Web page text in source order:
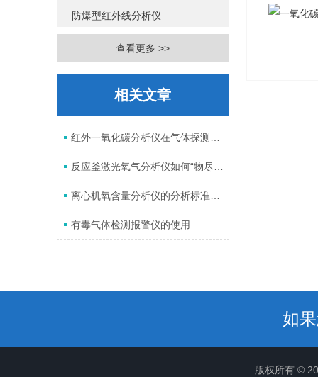
防爆型红外线分析仪
查看更多 >>
相关文章
离心机氧含量分析仪的分析标准及优势
有毒气体检测报警仪的使用
如
版权所有 ©